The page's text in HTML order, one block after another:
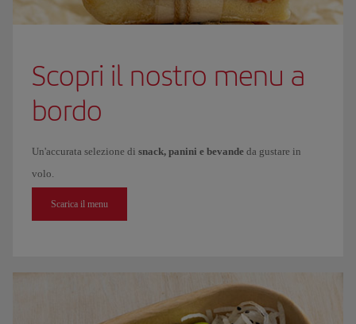
Scopri il nostro menu a
bordo
Un'accurata selezione di snack, panini e bevande da gustare in
volo.
Scarica il menu